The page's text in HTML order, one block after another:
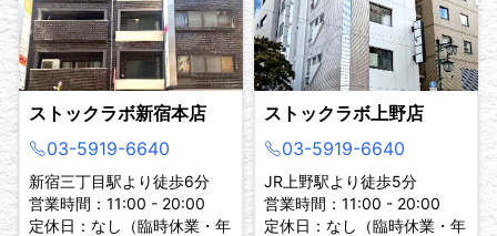
ストックラボ新宿本店
03-5919-6640
新宿三丁目駅より徒歩6分
営業時間：11:00 - 20:00
定休日：なし（臨時休業・年
ストックラボ上野店
03-5919-6640
JR上野駅より徒歩5分
営業時間：11:00 - 20:00
定休日：なし（臨時休業・年